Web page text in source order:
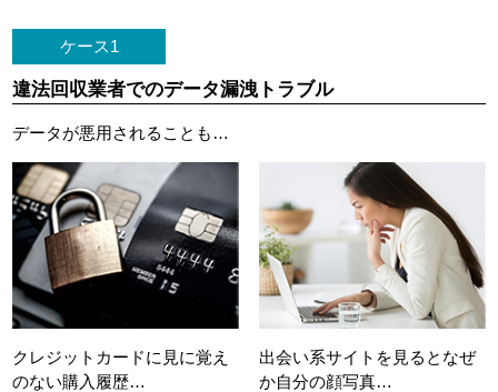
ケース1
違法回収業者でのデータ漏洩トラブル
データが悪用されることも…
クレジットカードに 見に覚え
のない購入履歴…
出会い系サイトを見ると なぜ
か自分の顔写真…